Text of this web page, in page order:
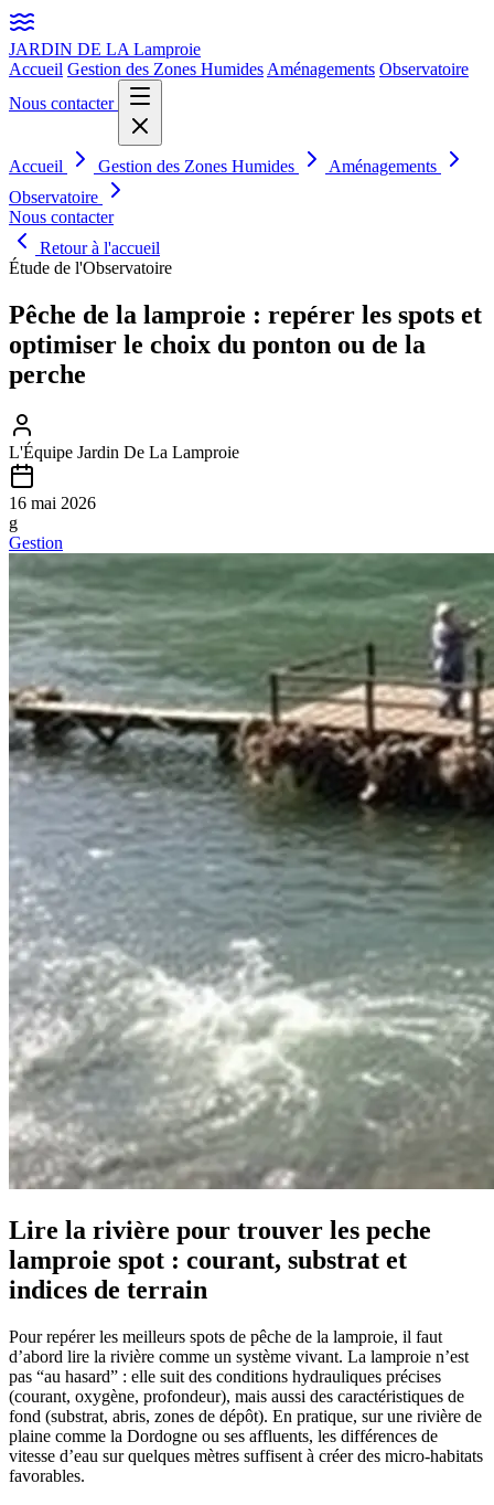
JARDIN DE LA Lamproie
Accueil Gestion des Zones Humides Aménagements Observatoire
Nous contacter
Accueil Gestion des Zones Humides
Aménagements
Observatoire
Nous contacter
Retour à l'accueil
Étude de l'Observatoire
Pêche de la lamproie : repérer les spots et
optimiser le choix du ponton ou de la
perche
L'Équipe Jardin De La Lamproie
16 mai 2026
g
Gestion
Lire la rivière pour trouver les peche
lamproie spot : courant, substrat et
indices de terrain
Pour repérer les meilleurs spots de pêche de la lamproie, il faut
d’abord lire la rivière comme un système vivant. La lamproie n’est
pas “au hasard” : elle suit des conditions hydrauliques précises
(courant, oxygène, profondeur), mais aussi des caractéristiques de
fond (substrat, abris, zones de dépôt). En pratique, sur une rivière de
plaine comme la Dordogne ou ses affluents, les différences de
vitesse d’eau sur quelques mètres suffisent à créer des micro-habitats
favorables.